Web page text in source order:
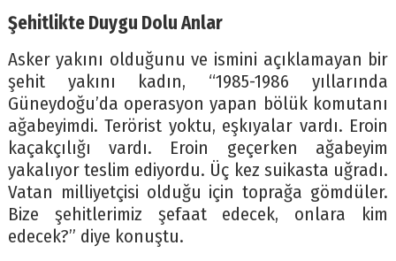
Şehitlikte Duygu Dolu Anlar
Asker yakını olduğunu ve ismini açıklamayan bir
şehit yakını kadın, “1985-1986 yıllarında
Güneydoğu’da operasyon yapan bölük komutanı
ağabeyimdi. Terörist yoktu, eşkıyalar vardı. Eroin
kaçakçılığı vardı. Eroin geçerken ağabeyim
yakalıyor teslim ediyordu. Üç kez suikasta uğradı.
Vatan milliyetçisi olduğu için toprağa gömdüler.
Bize şehitlerimiz şefaat edecek, onlara kim
edecek?” diye konuştu.